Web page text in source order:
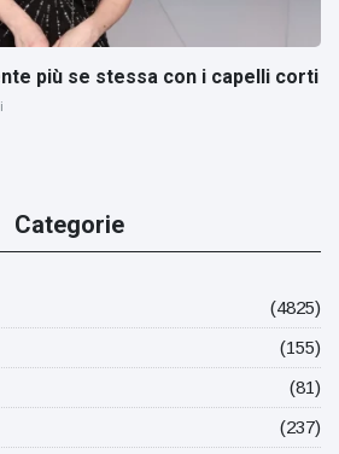
più se stessa con i capelli corti
Categorie
(4825)
(155)
(81)
(237)